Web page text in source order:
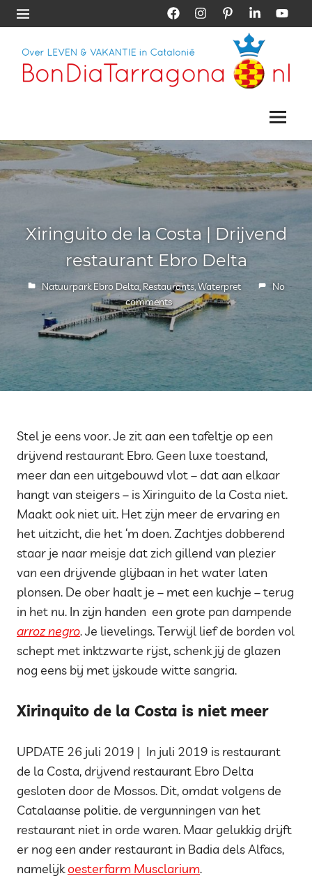
Skip
to
FacebookInstagramPinterestLinkedIn
Menu
Tarragona
Vakantie
Catalonië
Menu
Xiringuito de la Costa | Drijvend
restaurant Ebro Delta
19 april 2019
Petra Schouten
Natuurpark Ebro Delta, Restaurants,Waterpret
No
comments
Stel je eens voor. Je zit aan een tafeltje op een
drijvend restaurant Ebro. Geen luxe toestand,
meer dan een uitgebouwd vlot – dat aan elkaar
hangt van steigers – is Xiringuito de la Costa niet.
Maakt ook niet uit. Het zijn meer de ervaring en
het uitzicht, die het ‘m doen. Zachtjes dobberend
staar je naar meisje dat zich gillend van plezier
van een drijvende glijbaan in het water laten
plonsen. De ober haalt je – met een kuchje – terug
in het nu. In zijn handen een grote pan dampende
arroz negro. Je lievelings. Terwijl lief de borden vol
schept met inktzwarte rijst, schenk jij de glazen
nog eens bij met ijskoude witte sangria.
Xirinquito de la Costa is niet meer
UPDATE 26 juli 2019 | In juli 2019 is restaurant
de la Costa, drijvend restaurant Ebro Delta
gesloten door de Mossos. Dit, omdat volgens de
Catalaanse politie. de vergunningen van het
restaurant niet in orde waren. Maar gelukkig drijft
er nog een ander restaurant in Badia dels Alfacs,
namelijkoesterfarm Musclarium.